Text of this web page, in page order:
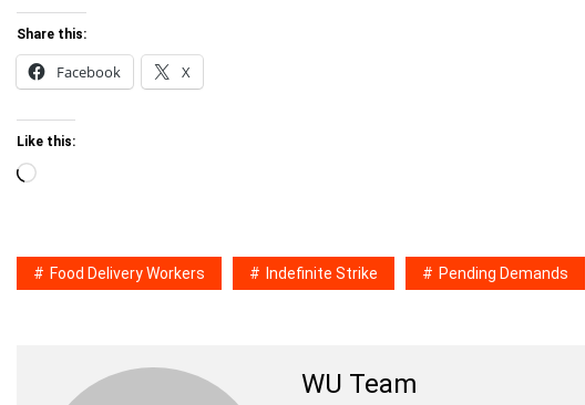
Share this:
Facebook X
Like this:
Loading…
Food Delivery Workers Indefinite Strike Pending Demands
WU Team